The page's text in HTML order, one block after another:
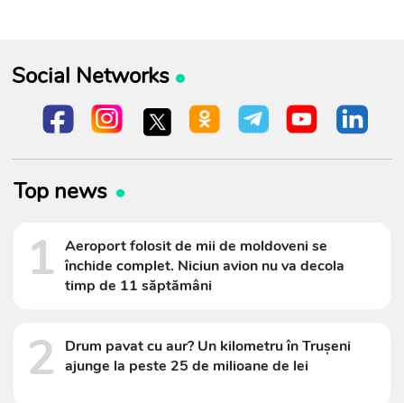
Social Networks
Top news
1 Aeroport folosit de mii de moldoveni se
închide complet. Niciun avion nu va decola
timp de 11 săptămâni
2
Drum pavat cu aur? Un kilometru în Trușeni
ajunge la peste 25 de milioane de lei